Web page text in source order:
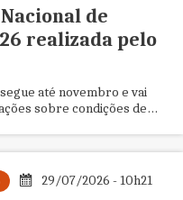
de
realizada pelo
até novembro e vai
sobre condições de
29/07/2026 - 10h21